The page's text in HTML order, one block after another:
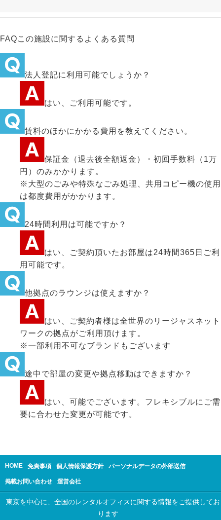
FAQこの施設に関するよくある質問
法人登記に利用可能でしょうか？
はい、ご利用可能です。
賃料のほかにかかる費用を教えてください。
保証金（退去後全額返金）・初回手数料（1万
円）のみかかります。
※大型のごみや特殊なごみ処理、共用コピー機の使用
は都度費用がかかります。
24時間利用は可能ですか？
はい、ご契約頂いたお部屋は24時間365日ご利
用可能です。
他拠点のラウンジは使えますか？
はい、ご契約者様は全世界のリージャスネット
ワークの拠点がご利用頂けます。
※一部利用不可なブランドもございます
途中で部屋の変更や拠点移動はできますか？
はい、可能でございます。フレキシブルにご需
要に合わせた変更が可能です。
HOME 免責事項 個人情報保護方針 パーソナルデータの外部送信
掲載お問い合わせ 運営会社
東京を中心に、全国のレンタルオフィスに関する情報をご提供してお
ります